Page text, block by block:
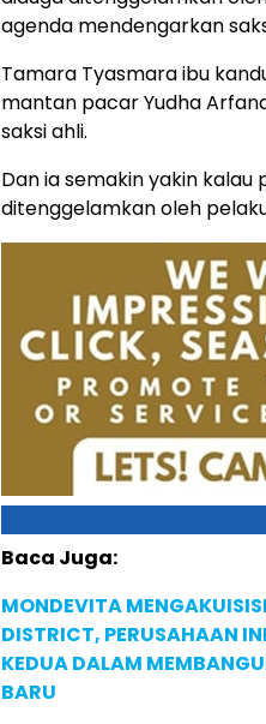
agenda mendengarkan
Tamara Tyasmara ibu
mantan pacar Yudha
saksi ahli.
Dan ia semakin yakin
ditenggelamkan oleh
Baca Juga:
MONDEVITA
DISTRICT, PERUSAHAAN
KEDUA DALAM
BARU